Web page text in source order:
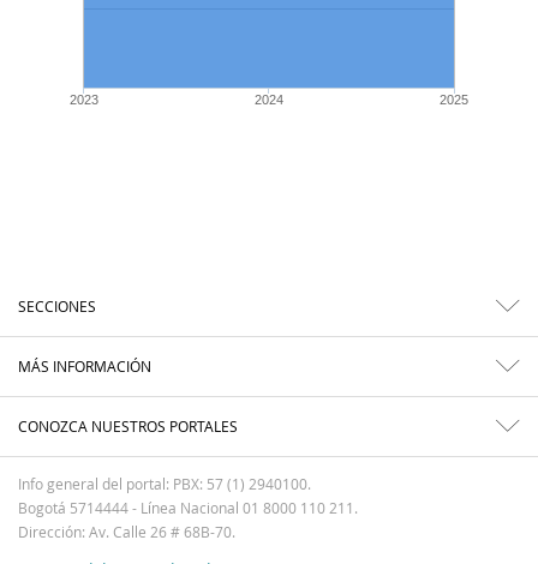
2023 2024 2025
SECCIONES
MÁS INFORMACIÓN
CONOZCA NUESTROS PORTALES
Info general del portal: PBX: 57 (1) 2940100.
Bogotá 5714444 - Línea Nacional 01 8000 110 211.
Dirección: Av. Calle 26 # 68B-70.